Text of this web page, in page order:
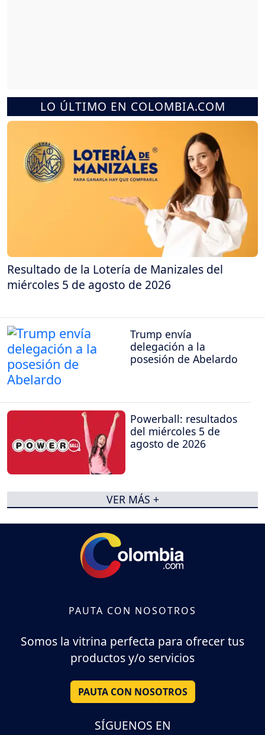
LO ÚLTIMO EN COLOMBIA.COM
Resultado de la Lotería de Manizales del
miércoles 5 de agosto de 2026
Trump envía
delegación a la
posesión de Abelardo
Powerball: resultados
del miércoles 5 de
agosto de 2026
VER MÁS +
PAUTA CON NOSOTROS
Somos la vitrina perfecta para ofrecer tus
productos y/o servicios
PAUTA CON NOSOTROS
SÍGUENOS EN